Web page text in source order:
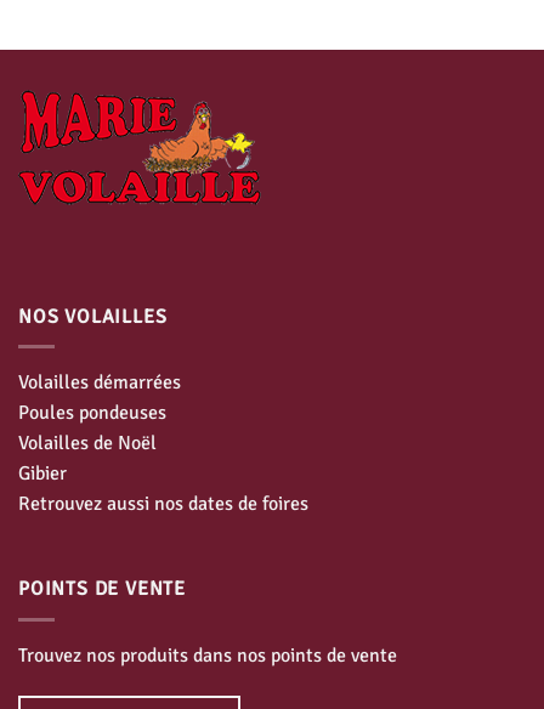
NOS VOLAILLES
Volailles démarrées
Poules pondeuses
Volailles de Noël
Gibier
Retrouvez aussi nos dates de foires
POINTS DE VENTE
Trouvez nos produits dans nos points de vente